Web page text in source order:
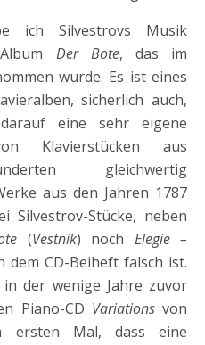
ich Silvestrovs Musik
Der Bote, das im
wurde. Es ist eines
sicherlich auch,
eine sehr eigene
Klavierstücken aus
gleichwertig
aus den Jahren 1787
Silvestrov-Stücke, neben
(Vestnik) noch Elegie –
dem CD-Beiheft falsch ist.
der wenige Jahre zuvor
Piano-CD Variationsvon
ersten Mal, dass eine